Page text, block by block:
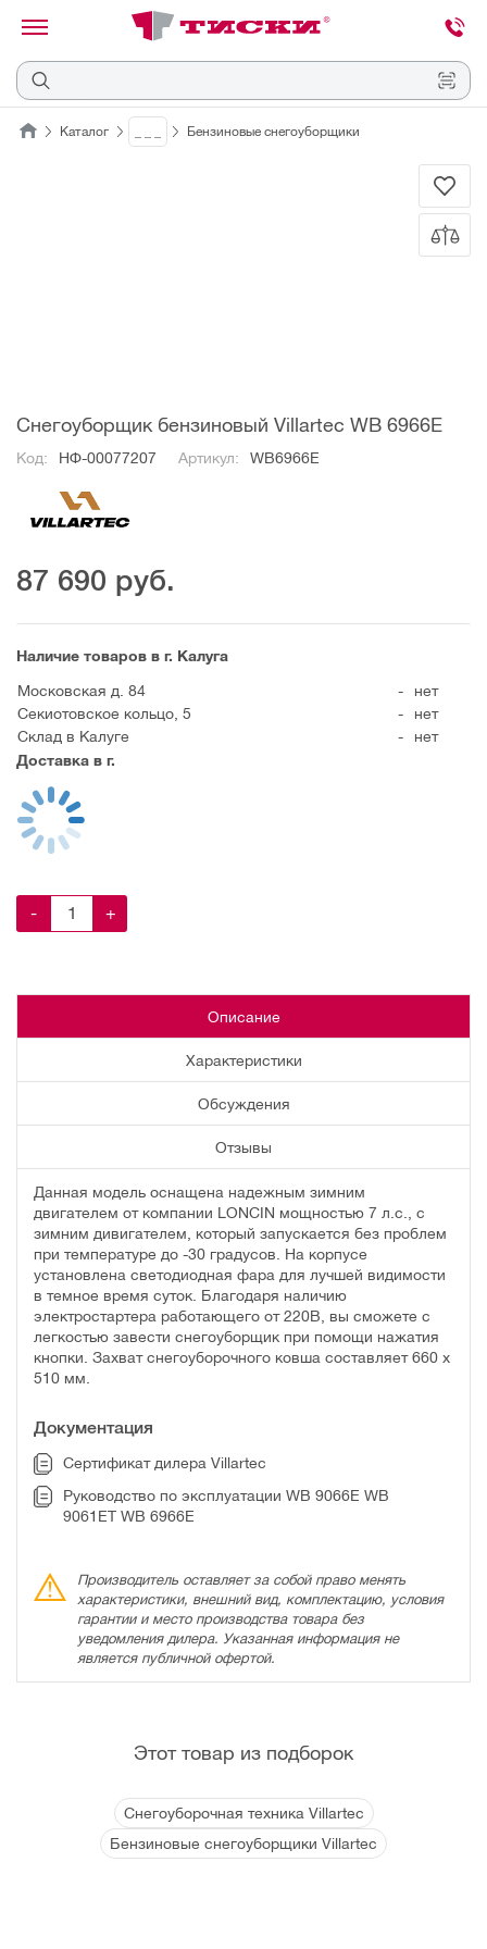
Отмена
Каталог Бензиновые снегоуборщики
Снегоуборщик бензиновый Villartec WB 6966E
Код: НФ-00077207 Артикул: WB6966E
87 690 руб.
Наличие товаров в г. Калуга
Московская д. 84
-
нет
Секиотовское кольцо, 5
-
нет
Склад в Калуге
-
нет
Доставка в г.
- +
Описание
Характеристики
Обсуждения
Отзывы
Данная модель оснащена надежным зимним
двигателем от компании LONCIN мощностью 7 л.с., с
зимним дивигателем, который запускается без проблем
при температуре до -30 градусов. На корпусе
установлена светодиодная фара для лучшей видимости
в темное время суток. Благодаря наличию
электростартера работающего от 220В, вы сможете с
легкостью завести снегоуборщик при помощи нажатия
кнопки. Захват снегоуборочного ковша составляет 660 х
510 мм.
Документация
Сертификат дилера Villartec
Руководство по эксплуатации WB 9066E WB
9061ET WB 6966E
Производитель оставляет за собой право менять
характеристики, внешний вид, комплектацию, условия
гарантии и место производства товара без
уведомления дилера. Указанная информация не
является публичной офертой.
Этот товар из подборок
Снегоуборочная техника Villartec
Бензиновые снегоуборщики Villartec